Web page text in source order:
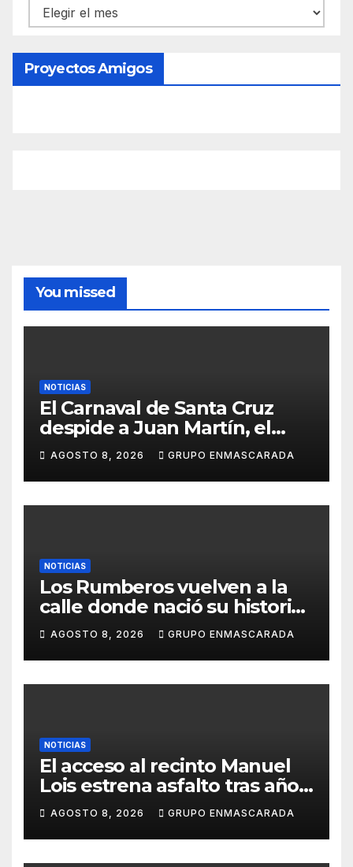
Contenido
Proyectos Amigos
You missed
NOTICIAS
El Carnaval de Santa Cruz
despide a Juan Martín, el
inolvidable «Cristóbal Colón»
AGOSTO 8, 2026 GRUPO ENMASCARADA
NOTICIAS
Los Rumberos vuelven a la
calle donde nació su historia:
51 años después, el mismo
barrio, el mismo orgullo
AGOSTO 8, 2026 GRUPO ENMASCARADA
NOTICIAS
El acceso al recinto Manuel
Lois estrena asfalto tras años
de espera
AGOSTO 8, 2026 GRUPO ENMASCARADA